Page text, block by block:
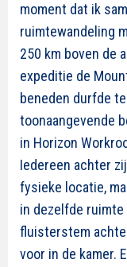
moment dat ik
ruimtewandeling
250 km boven de
expeditie de
beneden durfde
toonaangevende
in Horizon
Iedereen achter
fysieke locatie,
in dezelfde
fluisterstem
voor in de kamer.